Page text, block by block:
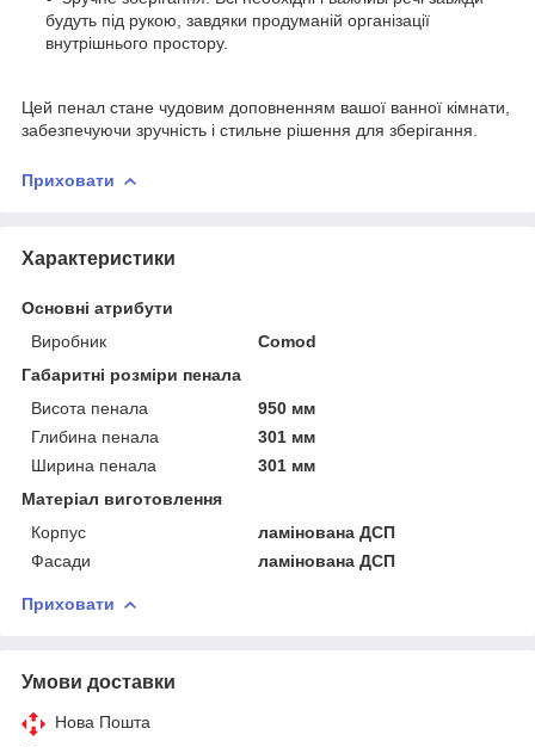
будуть під рукою, завдяки продуманій організації
внутрішнього простору.
Цей пенал стане чудовим доповненням вашої ванної кімнати,
забезпечуючи зручність і стильне рішення для зберігання.
Приховати
Характеристики
Основні атрибути
Виробник
Comod
Габаритні розміри пенала
Висота пенала
950 мм
Глибина пенала
301 мм
Ширина пенала
301 мм
Матеріал виготовлення
Корпус
ламінована ДСП
Фасади
ламінована ДСП
Приховати
Умови доставки
Нова Пошта